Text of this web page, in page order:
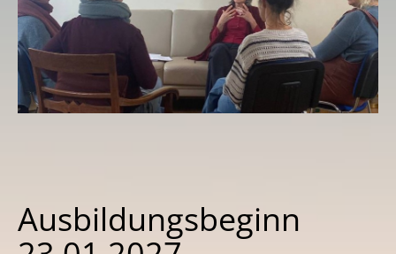
Ausbildungsbeginn